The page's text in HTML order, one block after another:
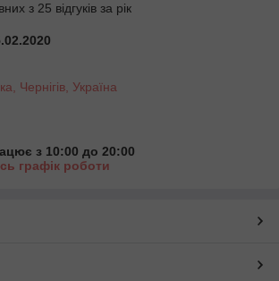
з 25 відгуків за рік
Чернігів, Україна
з 10:00 до 20:00
графік роботи